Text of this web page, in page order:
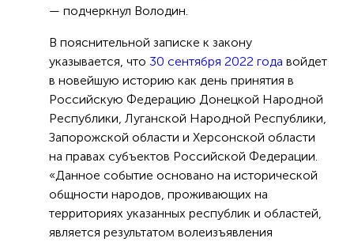
— подчеркнул Володин.
В пояснительной записке к закону
указывается, что 30 сентября 2022 года войдет
в новейшую историю как день принятия в
Российскую Федерацию Донецкой Народной
Республики, Луганской Народной Республики,
Запорожской области и Херсонской области
на правах субъектов Российской Федерации.
«Данное событие основано на исторической
общности народов, проживающих на
территориях указанных республик и областей,
является результатом волеизъявления